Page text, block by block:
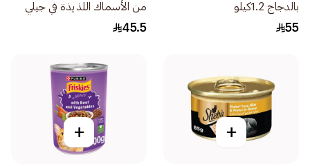
بالدجاج 1.2كيلو
55
من الأسماك اللذيذة في جيلي
12×85جرام
45.5
+
+